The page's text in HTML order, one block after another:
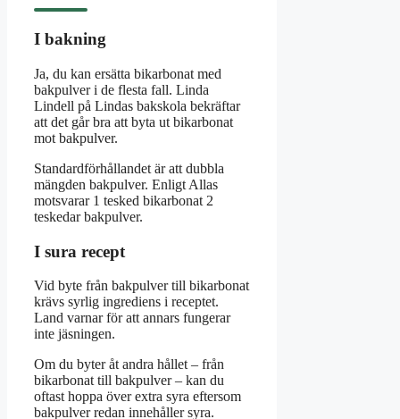
I bakning
Ja, du kan ersätta bikarbonat med
bakpulver i de flesta fall. Linda
Lindell på Lindas bakskola bekräftar
att det går bra att byta ut bikarbonat
mot bakpulver.
Standardförhållandet är att dubbla
mängden bakpulver. Enligt Allas
motsvarar 1 tesked bikarbonat 2
teskedar bakpulver.
I sura recept
Vid byte från bakpulver till bikarbonat
krävs syrlig ingrediens i receptet.
Land varnar för att annars fungerar
inte jäsningen.
Om du byter åt andra hållet – från
bikarbonat till bakpulver – kan du
oftast hoppa över extra syra eftersom
bakpulver redan innehåller syra.